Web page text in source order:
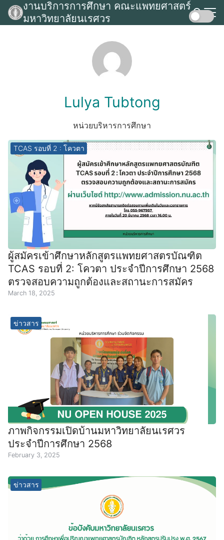
Skip
งานบริการการศึกษา คณะแพทยศาสตร์
มหาวิทยาลัยนเรศวร
Lulya Tubtong
หน่วยบริหารการศึกษา
TCAS รอบที่ 2 : โควตา
ผู้สมัครเข้าศึกษาหลักสูตรแพทยศาสตรบัณฑิต
TCAS รอบที่ 2: โควตา ประจำปีการศึกษา 2568
ตรวจสอบความถูกต้องและสถานะการสมัคร
March 18, 2025
ข่าวสาร
ภาพกิจกรรมเปิดบ้านมหาวิทยาลัยนเรศวร
ประจำปีการศึกษา 2568
February 3, 2025
ข่าวสาร